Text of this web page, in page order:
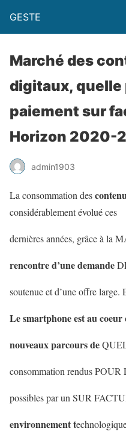
GESTE
Marché des
digitaux, quelle
paiement sur
Horizon 2020-
admin1903
La consommation des
considérablement évolué ces
dernières années, grâce à la
rencontre d’une demande
soutenue et d’une offre large.
Le smartphone est au coeur
nouveaux parcours de
consommation rendusPOUR
possibles par un SUR
environnement t